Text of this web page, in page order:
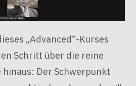
„Advanced“-Kurses
Schritt über die reine
Der Schwerpunkt